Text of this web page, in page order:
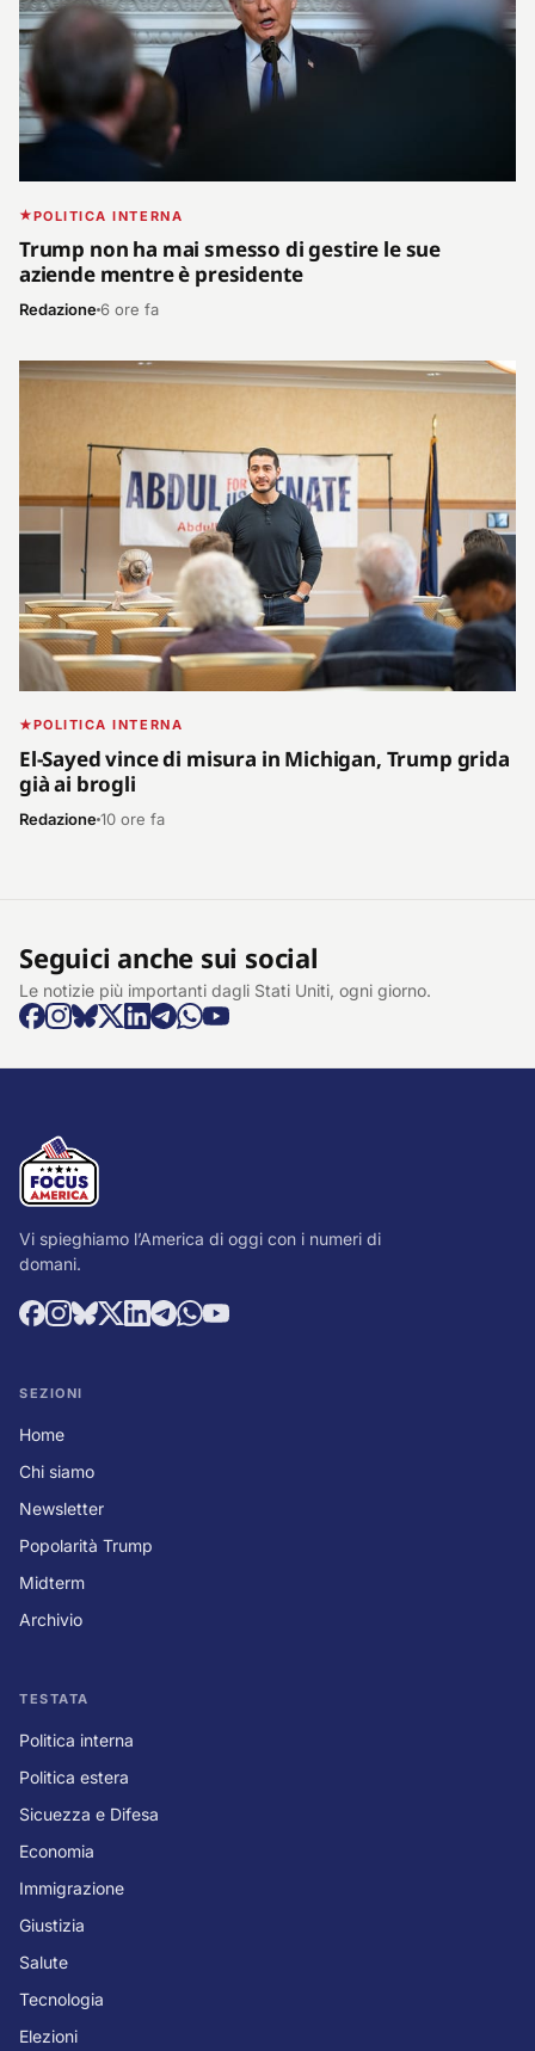
POLITICA INTERNA
Trump non ha mai smesso di gestire le sue
aziende mentre è presidente
Redazione6 ore fa
POLITICA INTERNA
El-Sayed vince di misura in Michigan, Trump grida
già ai brogli
Redazione10 ore fa
Seguici anche sui social
Le notizie più importanti dagli Stati Uniti, ogni giorno.
Vi spieghiamo l’America di oggi con i numeri di
domani.
SEZIONI
Home
Chi siamo
Newsletter
Popolarità Trump
Midterm
Archivio
TESTATA
Politica interna
Politica estera
Sicuezza e Difesa
Economia
Immigrazione
Giustizia
Salute
Tecnologia
Elezioni